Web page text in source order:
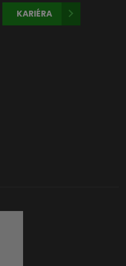
KARIÉRA